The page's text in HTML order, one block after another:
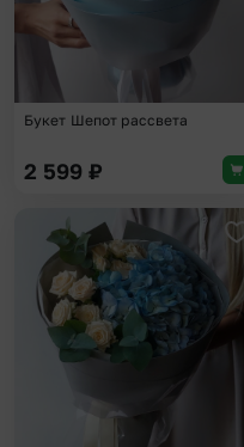
Букет Шепот рассвета
2 599 ₽